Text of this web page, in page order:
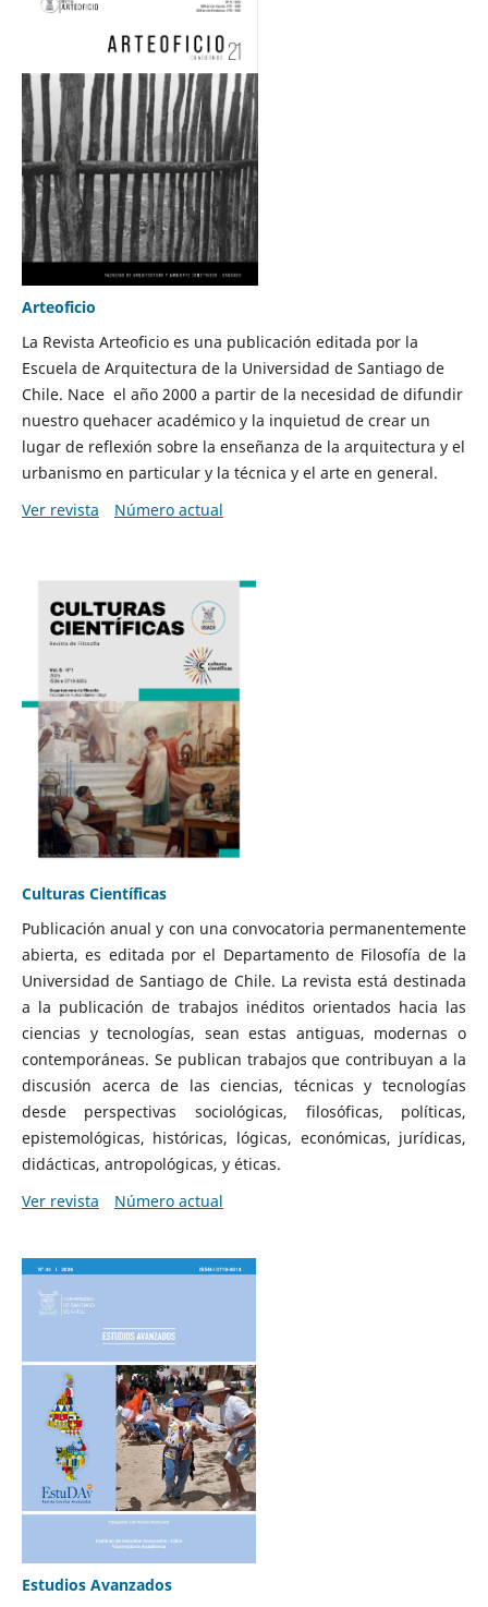
Arteoficio
La Revista Arteoficio es una publicación editada por la
Escuela de Arquitectura de la Universidad de Santiago de
Chile. Nace el año 2000 a partir de la necesidad de difundir
nuestro quehacer académico y la inquietud de crear un
lugar de reflexión sobre la enseñanza de la arquitectura y el
urbanismo en particular y la técnica y el arte en general.
Ver revista
Número actual
Culturas Científicas
Publicación anual y con una convocatoria permanentemente
abierta, es editada por el Departamento de Filosofía de la
Universidad de Santiago de Chile. La revista está destinada
a la publicación de trabajos inéditos orientados hacia las
ciencias y tecnologías, sean estas antiguas, modernas o
contemporáneas. Se publican trabajos que contribuyan a la
discusión acerca de las ciencias, técnicas y tecnologías
desde perspectivas sociológicas, filosóficas, políticas,
epistemológicas, históricas, lógicas, económicas, jurídicas,
didácticas, antropológicas, y éticas.
Ver revista
Número actual
Estudios Avanzados